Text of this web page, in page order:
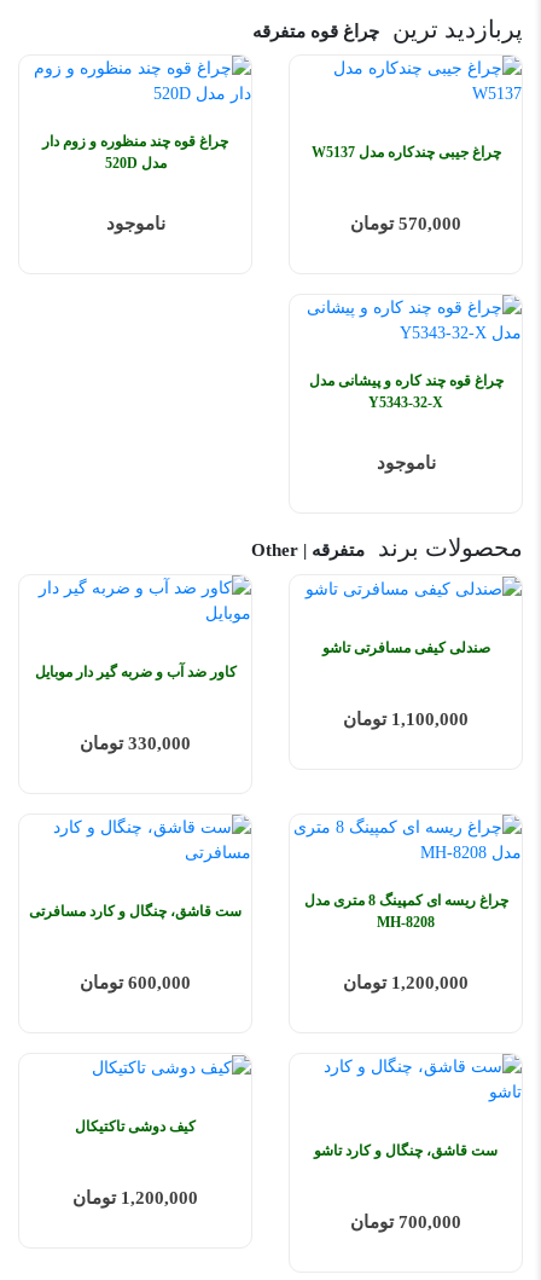
پربازدید ترین چراغ قوه متفرقه
چراغ جیبی چندکاره مدل W5137
570,000 تومان
چراغ قوه چند منظوره و زوم دار
مدل 520D
ناموجود
چراغ قوه چند کاره و پیشانی مدل
Y5343-32-X
ناموجود
محصولات برند متفرقه | Other
صندلی کیفی مسافرتی تاشو
1,100,000 تومان
کاور ضد آب و ضربه گیر دار موبایل
330,000 تومان
چراغ ریسه ای کمپینگ 8 متری مدل
MH-8208
1,200,000 تومان
ست قاشق، چنگال و کارد مسافرتی
600,000 تومان
ست قاشق، چنگال و کارد تاشو
700,000 تومان
کیف دوشی تاکتیکال
1,200,000 تومان